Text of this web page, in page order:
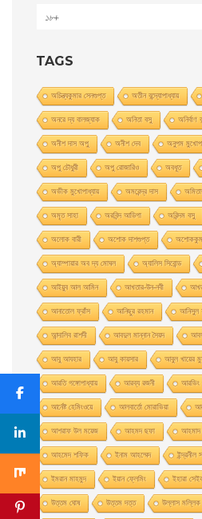
১৮+
TAGS
অচিন্ত্যকুমার সেনগুপ্ত অতীন বন্দ্যোপাধ্যায়
অনরে দ্য বালজ্যাক অনিতা বসু অনির্বাণ
অনীশ দাস অপু অনীশ দেব অনুপম
অপু চৌধুরী অপু রােজারিও অবধূত
অভীক মুখোপাধ্যায় অমরেন্দ্র দাস
অমৃত সাহা অরবিন্দ আডিগা অরিন্দম বসু
অলোক বারী অশােক দাশগুপ্ত
অ্যাম্পায়ার অব দ্য মােঘল অ্যালিস সিবােন্ড
আইয়ুব আল আমিন আখতার-উন-নবী
আনাতােল ফ্রাঁস আনিছুর রহমান আনিসুল
আন্দালিব রাশদী আবদুল মান্নান সৈয়দ
আবু আযহার আবু কায়সার আবুল খায়ের
আরতি গঙ্গোপাধ্যায় আরব্য রজনী আরভিং
আর্নেষ্ট হেমিংওয়ে আলবার্তো মােরাভিয়া
আশরাফ উল ময়েজ আহমদ ছফা আহমাদ
আহমেদ শফিক ইনাম আহম্মেদ ইন্দ্রনীল
ইমরান মাহমুদ ইয়ান ফ্লেমিং ইহারা
উত্তম ঘােষ উত্তম দত্ত উল্লাস মল্লিক